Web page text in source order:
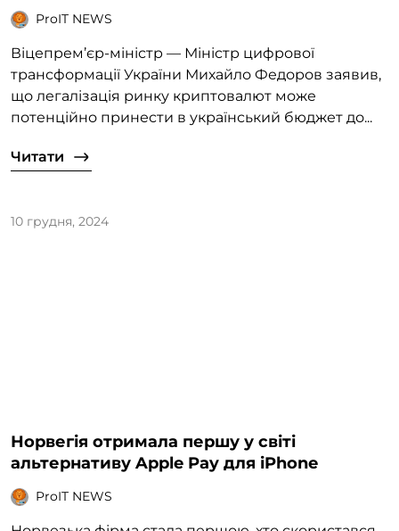
ProIT NEWS
Віцепрем’єр-міністр — Міністр цифрової
трансформації України Михайло Федоров заявив,
що легалізація ринку криптовалют може
потенційно принести в український бюджет до...
Читати
10 грудня, 2024
Норвегія отримала першу у світі
альтернативу Apple Pay для iPhone
ProIT NEWS